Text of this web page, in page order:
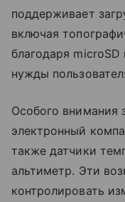
поддерживает
включая
благодаря
нужды
Особого внимания
электронный
также датчики
альтиметр. Эти
контролировать